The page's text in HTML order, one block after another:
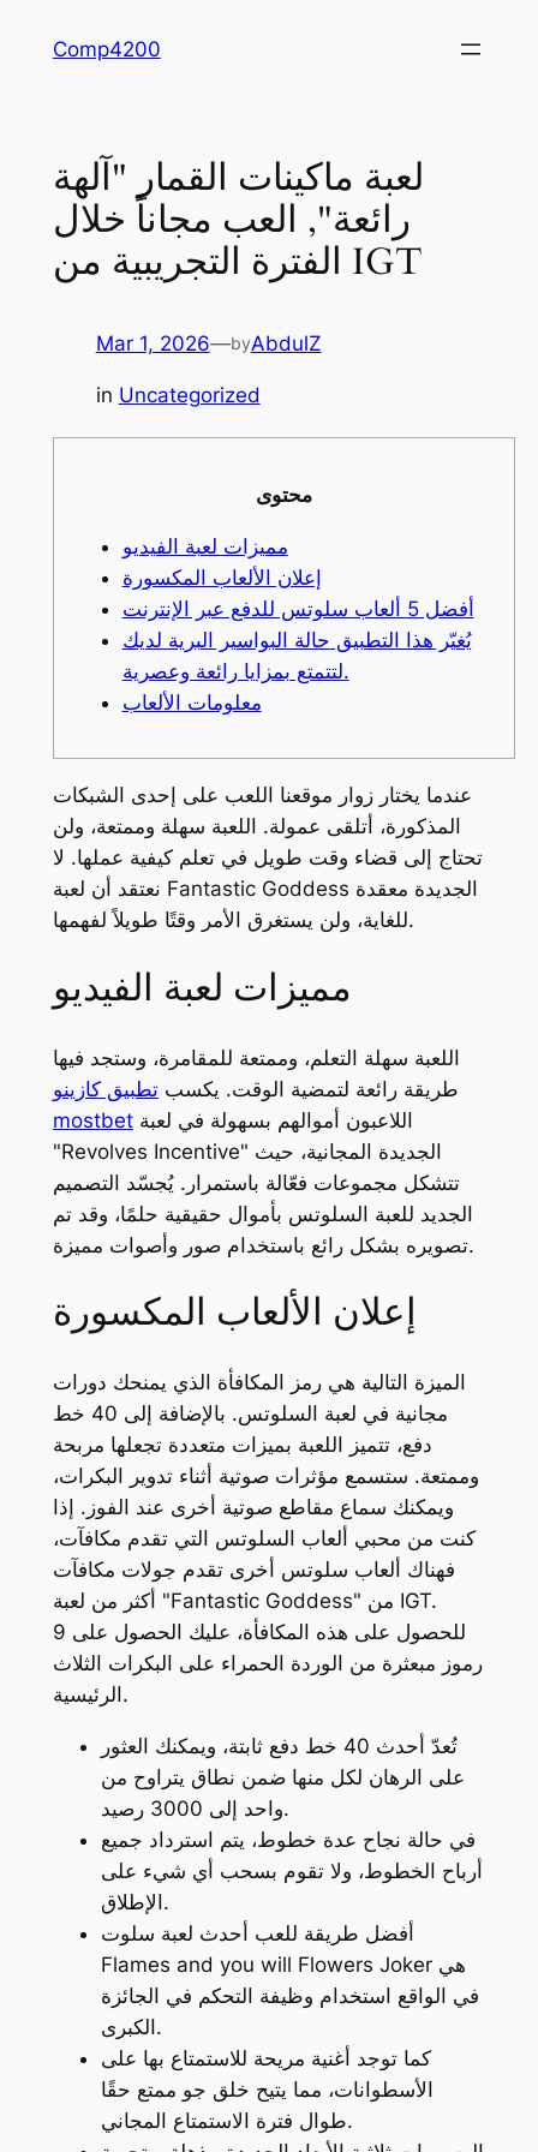
Comp4200
لعبة ماكينات القمار "آلهة
رائعة", العب مجاناً خلال
الفترة التجريبية من IGT
Mar 1, 2026—byAbdulZ
in Uncategorized
محتوى
مميزات لعبة الفيديو
إعلان الألعاب المكسورة
أفضل 5 ألعاب سلوتس للدفع عبر الإنترنت
يُغيّر هذا التطبيق حالة البواسير البرية لديك
لتتمتع بمزايا رائعة وعصرية.
معلومات الألعاب
عندما يختار زوار موقعنا اللعب على إحدى الشبكات
المذكورة، أتلقى عمولة. اللعبة سهلة وممتعة، ولن
تحتاج إلى قضاء وقت طويل في تعلم كيفية عملها. لا
نعتقد أن لعبة Fantastic Goddess الجديدة معقدة
للغاية، ولن يستغرق الأمر وقتًا طويلاً لفهمها.
مميزات لعبة الفيديو
اللعبة سهلة التعلم، وممتعة للمقامرة، وستجد فيها
طريقة رائعة لتمضية الوقت. يكسبتطبيق كازينو
mostbetاللاعبون أموالهم بسهولة في لعبة
"Revolves Incentive" الجديدة المجانية، حيث
تتشكل مجموعات فعّالة باستمرار. يُجسّد التصميم
الجديد للعبة السلوتس بأموال حقيقية حلمًا، وقد تم
تصويره بشكل رائع باستخدام صور وأصوات مميزة.
إعلان الألعاب المكسورة
الميزة التالية هي رمز المكافأة الذي يمنحك دورات
مجانية في لعبة السلوتس. بالإضافة إلى 40 خط
دفع، تتميز اللعبة بميزات متعددة تجعلها مربحة
وممتعة. ستسمع مؤثرات صوتية أثناء تدوير البكرات،
ويمكنك سماع مقاطع صوتية أخرى عند الفوز. إذا
كنت من محبي ألعاب السلوتس التي تقدم مكافآت،
فهناك ألعاب سلوتس أخرى تقدم جولات مكافآت
أكثر من لعبة "Fantastic Goddess" من IGT.
للحصول على هذه المكافأة، عليك الحصول على 9
رموز مبعثرة من الوردة الحمراء على البكرات الثلاث
الرئيسية.
تُعدّ أحدث 40 خط دفع ثابتة، ويمكنك العثور
على الرهان لكل منها ضمن نطاق يتراوح من
واحد إلى 3000 رصيد.
في حالة نجاح عدة خطوط، يتم استرداد جميع
أرباح الخطوط، ولا تقوم بسحب أي شيء على
الإطلاق.
أفضل طريقة للعب أحدث لعبة سلوت
Flames and you will Flowers Joker هي
في الواقع استخدام وظيفة التحكم في الجائزة
الكبرى.
كما توجد أغنية مريحة للاستمتاع بها على
الأسطوانات، مما يتيح خلق جو ممتع حقًا
طوال فترة الاستمتاع المجاني.